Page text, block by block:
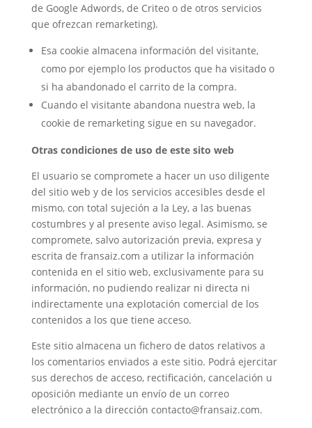
de Google Adwords, de Criteo o de otros servicios
que ofrezcan remarketing).
Esa cookie almacena información del visitante,
como por ejemplo los productos que ha visitado o
si ha abandonado el carrito de la compra.
Cuando el visitante abandona nuestra web, la
cookie de remarketing sigue en su navegador.
Otras condiciones de uso de este sito web
El usuario se compromete a hacer un uso diligente
del sitio web y de los servicios accesibles desde el
mismo, con total sujeción a la Ley, a las buenas
costumbres y al presente aviso legal. Asimismo, se
compromete, salvo autorización previa, expresa y
escrita de fransaiz.com a utilizar la información
contenida en el sitio web, exclusivamente para su
información, no pudiendo realizar ni directa ni
indirectamente una explotación comercial de los
contenidos a los que tiene acceso.
Este sitio almacena un fichero de datos relativos a
los comentarios enviados a este sitio. Podrá ejercitar
sus derechos de acceso, rectificación, cancelación u
oposición mediante un envío de un correo
electrónico a la dirección contacto@fransaiz.com.